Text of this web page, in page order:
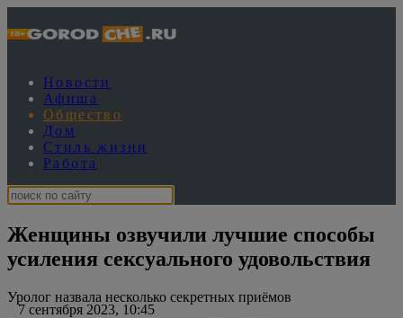
Новости
Афиша
Общество
Дом
Стиль жизни
Работа
Женщины озвучили лучшие способы
усиления сексуального удовольствия
7 сентября 2023, 10:45
Уролог назвала несколько секретных приёмов